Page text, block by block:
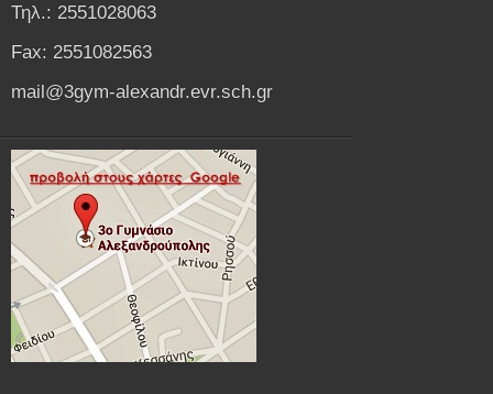
Τηλ.: 2551028063
Fax: 2551082563
mail@3gym-alexandr.evr.sch.gr